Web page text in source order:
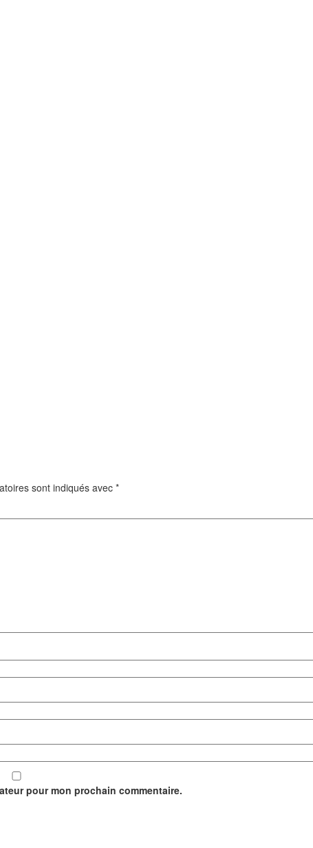
sont indiqués avec*
pour mon prochain commentaire.